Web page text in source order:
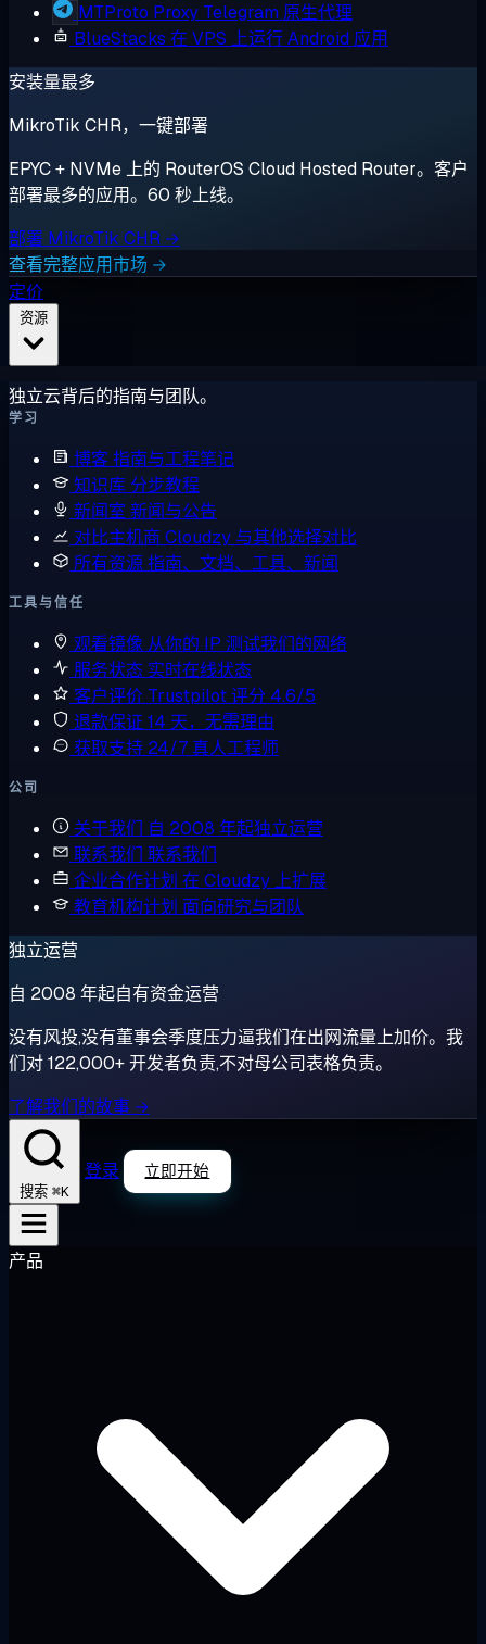
MTProto Proxy Telegram 原生代理
BlueStacks 在 VPS 上运行 Android 应用
安装量最多
MikroTik CHR，一键部署
EPYC + NVMe 上的 RouterOS Cloud Hosted Router。客户
部署最多的应用。60 秒上线。
部署 MikroTik CHR →
查看完整应用市场 →
定价
独立云背后的指南与团队。
学习
博客指南与工程笔记
知识库 分步教程
新闻室 新闻与公告
对比主机商 Cloudzy 与其他选择对比
所有资源指南、文档、工具、新闻
工具与信任
观看镜像 从你的 IP 测试我们的网络
服务状态 实时在线状态
客户评价 Trustpilot 评分 4.6/5
退款保证 14 天，无需理由
获取支持 24/7 真人工程师
公司
关于我们 自 2008 年起独立运营
联系我们 联系我们
企业合作计划 在 Cloudzy 上扩展
教育机构计划 面向研究与团队
独立运营
自 2008 年起自有资金运营
没有风投,没有董事会季度压力逼我们在出网流量上加价。我
们对 122,000+ 开发者负责,不对母公司表格负责。
了解我们的故事 →
搜索 ⌘K
登录 立即开始
产品